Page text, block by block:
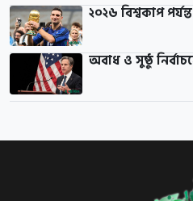
২০২৬ বিশ্বকাপ
অবাধ ও সুষ্ঠু